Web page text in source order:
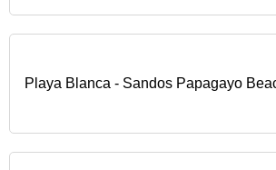
Playa Blanca - Sandos Papagayo